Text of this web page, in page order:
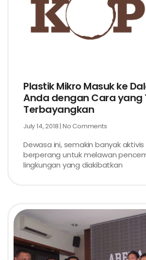
Plastik Mikro Masuk ke
Anda dengan Cara yang
Terbayangkan
July 14, 2018 No Comments
Dewasa ini, semakin banyak
berperang untuk melawan
lingkungan yang diakibatkan